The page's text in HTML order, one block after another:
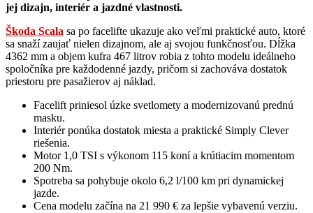
jej dizajn, interiér a jazdné vlastnosti.
Škoda Scala sa po facelifte ukazuje ako veľmi praktické auto, ktoré
sa snaží zaujať nielen dizajnom, ale aj svojou funkčnosťou. Dĺžka
4362 mm a objem kufra 467 litrov robia z tohto modelu ideálneho
spoločníka pre každodenné jazdy, pričom si zachováva dostatok
priestoru pre pasažierov aj náklad.
Facelift priniesol úzke svetlomety a modernizovanú prednú
masku.
Interiér ponúka dostatok miesta a praktické Simply Clever
riešenia.
Motor 1,0 TSI s výkonom 115 koní a krútiacim momentom
200 Nm.
Spotreba sa pohybuje okolo 6,2 l/100 km pri dynamickej
jazde.
Cena modelu začína na 21 990 € za lepšie vybavenú verziu.